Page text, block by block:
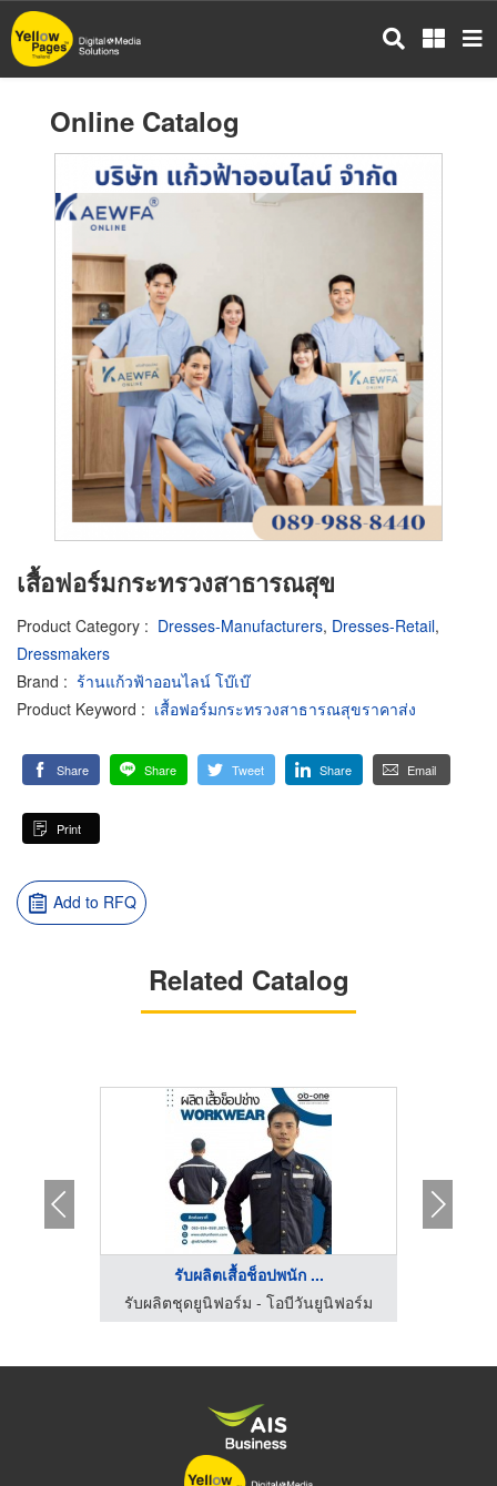
Skip
to
main
Online Catalog
เสื้อฟอร์มกระทรวงสาธารณสุข
Product Category : Dresses-Manufacturers, Dresses-Retail,
Dressmakers
Brand : ร้านแก้วฟ้าออนไลน์ โบ๊เบ๊
Product Keyword : เสื้อฟอร์มกระทรวงสาธารณสุขราคาส่ง
Share Share Tweet Share Email
Print
Add to RFQ
Related Catalog
รับผลิตเสื้อช็อปพนัก ...
รับผลิตชุดยูนิฟอร์ม - โอบีวันยูนิฟอร์ม